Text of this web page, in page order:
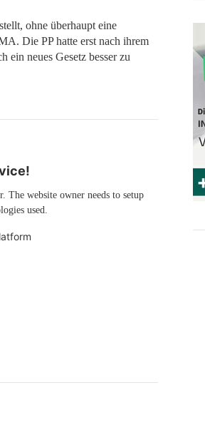
ohne überhaupt eine
Die PP hatte erst nach ihrem
ein neues Gesetz besser zu
The website owner needs to setup
used.